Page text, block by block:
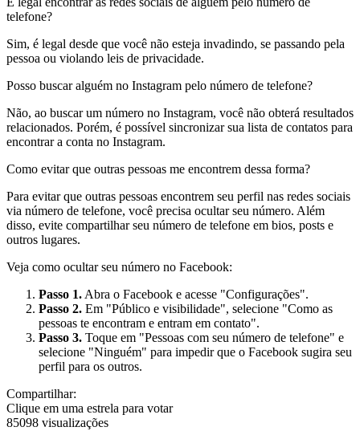
telefone?
Sim, é legal desde que você não esteja invadindo, se passando pela
pessoa ou violando leis de privacidade.
Posso buscar alguém no Instagram pelo número de telefone?
Não, ao buscar um número no Instagram, você não obterá resultados
relacionados. Porém, é possível sincronizar sua lista de contatos para
encontrar a conta no Instagram.
Como evitar que outras pessoas me encontrem dessa forma?
Para evitar que outras pessoas encontrem seu perfil nas redes sociais
via número de telefone, você precisa ocultar seu número. Além
disso, evite compartilhar seu número de telefone em bios, posts e
outros lugares.
Veja como ocultar seu número no Facebook:
Passo 1. Abra o Facebook e acesse "Configurações".
Passo 2. Em "Público e visibilidade", selecione "Como as
pessoas te encontram e entram em contato".
Passo 3. Toque em "Pessoas com seu número de telefone" e
selecione "Ninguém" para impedir que o Facebook sugira seu
perfil para os outros.
Compartilhar:
Clique em uma estrela para votar
85098 visualizações